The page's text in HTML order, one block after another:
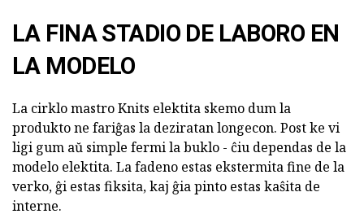
LA FINA STADIO DE LABORO EN
LA MODELO
La cirklo mastro Knits elektita skemo dum la
produkto ne fariĝas la deziratan longecon. Post ke vi
ligi gum aŭ simple fermi la buklo - ĉiu dependas de la
modelo elektita. La fadeno estas ekstermita fine de la
verko, ĝi estas fiksita, kaj ĝia pinto estas kaŝita de
interne.